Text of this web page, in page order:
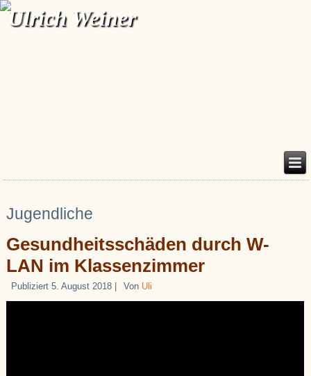
Ulrich Weiner
Jugendliche
Gesundheitsschäden durch W-
LAN im Klassenzimmer
Publiziert 5. August 2018 Von Uli